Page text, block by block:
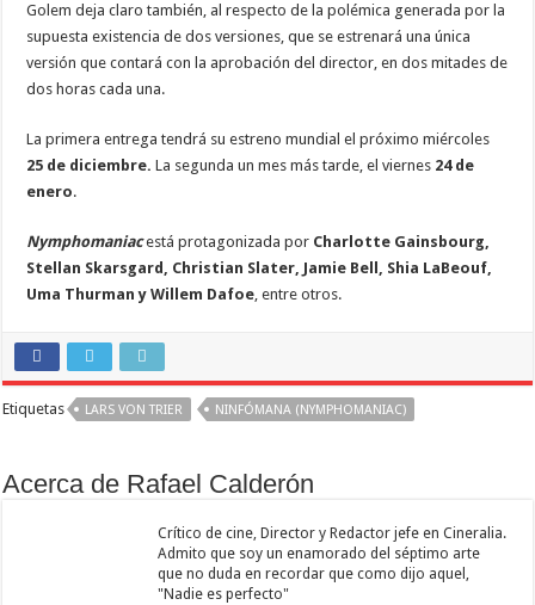
Golem deja claro también, al respecto de la polémica generada por la
supuesta existencia de dos versiones, que se estrenará una única
versión que contará con la aprobación del director, en dos mitades de
dos horas cada una.
La primera entrega tendrá su estreno mundial el próximo miércoles
25 de diciembre. La segunda un mes más tarde, el viernes 24 de
enero.
Nymphomaniacestá protagonizada por Charlotte Gainsbourg,
Stellan Skarsgard , Christian Slater, Jamie Bell , Shia LaBeouf,
Uma Thurman y Willem Dafoe, entre otros.
Etiquetas LARS VON TRIER NINFÓMANA (NYMPHOMANIAC)
Acerca de Rafael Calderón
Crítico de cine, Director y Redactor jefe en Cineralia.
Admito que soy un enamorado del séptimo arte
que no duda en recordar que como dijo aquel,
"Nadie es perfecto"